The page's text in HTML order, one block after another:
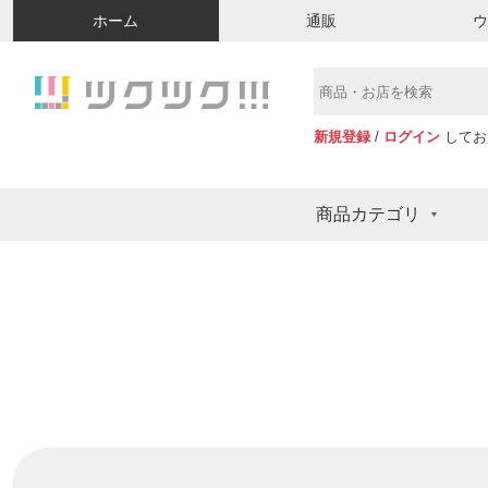
ホーム 通販
新規登録 / ログイン して
商品カテゴリ